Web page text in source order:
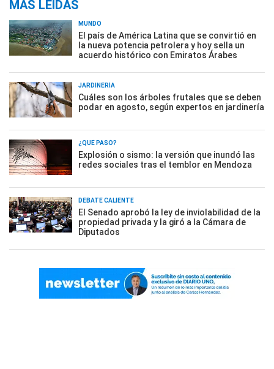
MÁS LEÍDAS
MUNDO
El país de América Latina que se convirtió en
la nueva potencia petrolera y hoy sella un
acuerdo histórico con Emiratos Árabes
JARDINERÍA
Cuáles son los árboles frutales que se deben
podar en agosto, según expertos en jardinería
¿QUÉ PASÓ?
Explosión o sismo: la versión que inundó las
redes sociales tras el temblor en Mendoza
DEBATE CALIENTE
El Senado aprobó la ley de inviolabilidad de la
propiedad privada y la giró a la Cámara de
Diputados